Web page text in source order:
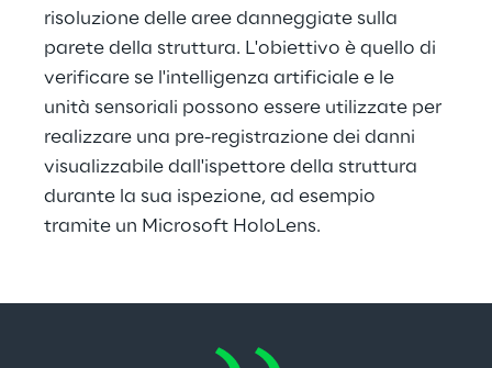
risoluzione delle aree danneggiate sulla
parete della struttura. L'obiettivo è quello di
verificare se l'intelligenza artificiale e le
unità sensoriali possono essere utilizzate per
realizzare una pre-registrazione dei danni
visualizzabile dall'ispettore della struttura
durante la sua ispezione, ad esempio
tramite un Microsoft HoloLens.